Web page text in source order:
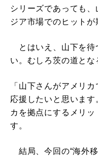
シリーズであっても
ジア市場でのヒットが
とはいえ、山下を待
い。むしろ茨の道とな
「山下さんがアメリ
応援したいと思います
カを拠点にするメリ
す。
結局、今回の“海外